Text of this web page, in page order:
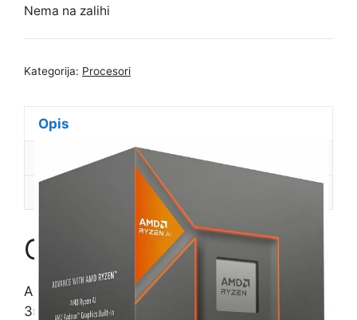
Nema na zalihi
Kategorija: Procesori
Opis
Dodatne informacije
Opis
AMD Ryzen 5 5600T, 6C/12T 3,5GHz/4,5GHz,
35MB, AM4